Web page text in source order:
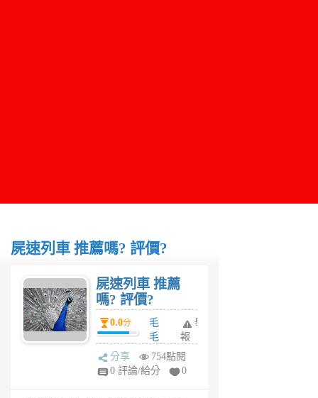
屍速列車 推薦嗎? 評價?
屍速列車 推薦
嗎? 評價?
0.0分
毛
毛
6
年
舉
報
分享
754點閱
0 評論/給分
0